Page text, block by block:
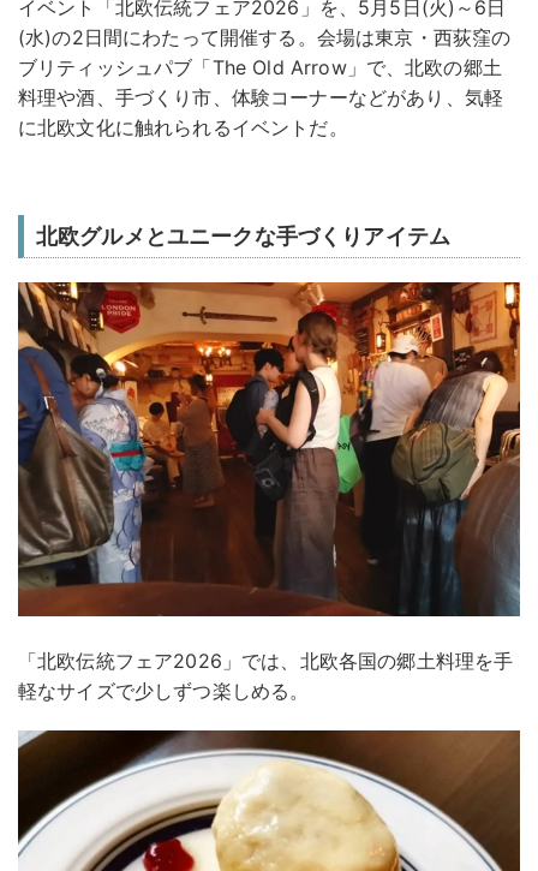
イベント「北欧伝統フェア2026」を、5月5日(火)～6日
(水)の2日間にわたって開催する。会場は東京・西荻窪の
ブリティッシュパブ「The Old Arrow」で、北欧の郷土
料理や酒、手づくり市、体験コーナーなどがあり、気軽
に北欧文化に触れられるイベントだ。
北欧グルメとユニークな手づくりアイテム
「北欧伝統フェア2026」では、北欧各国の郷土料理を手
軽なサイズで少しずつ楽しめる。